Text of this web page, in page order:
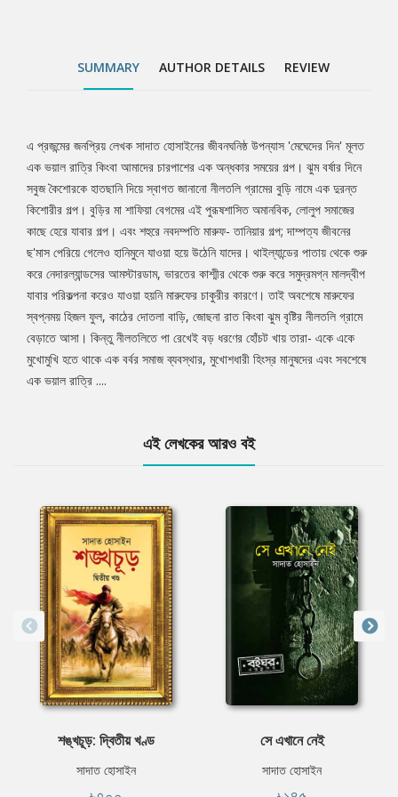
হিংস্র মানুষদের এবং সবশেষে এক ভয়াল রাত্রি ....
SUMMARY AUTHOR DETAILS REVIEW
Tab
Article
এ প্রজন্মের জনপ্রিয় লেখক সাদাত হোসাইনের জীবনঘনিষ্ঠ উপন্যাস 'মেঘেদের দিন' মূলত
এক ভয়াল রাত্রি কিংবা আমাদের চারপাশের এক অন্ধকার সময়ের গল্প। ঝুম বর্ষার দিনে
সবুজ কৈশোরকে হাতছানি দিয়ে স্বাগত জানানো নীলতলি গ্রামের বুড়ি নামে এক দুরন্ত
কিশোরীর গল্প। বুড়ির মা শাফিয়া বেগমের এই পুরূষশাসিত অমানবিক, লোলুপ সমাজের
কাছে হেরে যাবার গল্প। এবং শহুরে নবদম্পতি মারুফ- তানিয়ার গল্প; দাম্পত্য জীবনের
ছ'মাস পেরিয়ে গেলেও হানিমুনে যাওয়া হয়ে উঠেনি যাদের। থাইল্যান্ডের পাতায় থেকে শুরু
করে নেদারল্যান্ডসের আমস্টারডাম, ভারতের কাশ্মীর থেকে শুরু করে সমুদ্রমগ্ন মালদ্বীপ
যাবার পরিকল্পনা করেও যাওয়া হয়নি মারুফের চাকুরীর কারণে। তাই অবশেষে মারুফের
স্বপ্নময় হিজল ফুল, কাঠের দোতলা বাড়ি, জোছনা রাত কিংবা ঝুম বৃষ্টির নীলতলি গ্রামে
বেড়াতে আসা। কিন্তু নীলতলিতে পা রেখেই বড় ধরণের হোঁচট খায় তারা- একে একে
মুখোমুখি হতে থাকে এক বর্বর সমাজ ব্যবস্থার, মুখোশধারী হিংস্র মানুষদের এবং সবশেষে
এক ভয়াল রাত্রি ....
এই লেখকের আরও বই
শঙ্খচূড়: দ্বিতীয় খণ্ড
সাদাত হোসাইন
সে এখানে নেই
সাদাত হোসাইন